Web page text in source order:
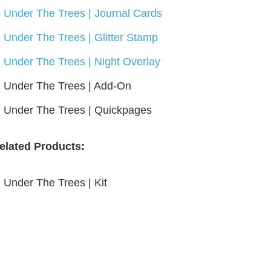
Under The Trees | Journal Cards
Under The Trees | Glitter Stamp
Under The Trees | Night Overlay
Under The Trees | Add-On
Under The Trees | Quickpages
Products:
Under The Trees | Kit